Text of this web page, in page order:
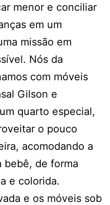
menor e conciliar
em um
missão em
Nós da
com móveis
Gilson e
quarto especial,
o pouco
acomodando a
bebê, de forma
e colorida.
e os móveis sob